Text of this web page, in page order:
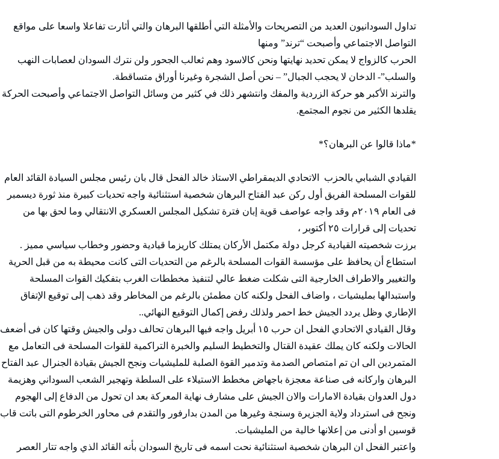
تداول السودانيون العديد من التصريحات والأمثلة التي أطلقها البرهان والتي أثارت تفاعلا واسعا على مواقع
التواصل الاجتماعي وأصبحت “ترند” ومنها
الحرب كالزواج لا يمكن تحديد نهايتها ونحن كالاسود وهم ثعالب الجحور ولن نترك السودان لعصابات النهب
والسلب”- الدخان لا يحجب الجبال” – نحن أصل الشجرة وغيرنا أوراق متساقطة.
والترند الأكبر هو حركة الزردية والمفك وانتشهر ذلك في كثير من وسائل التواصل الاجتماعي وأصبحت الحركة
يقلدها الكثير من نجوم المجتمع.
*ماذا قالوا عن البرهان؟*
القيادي الشبابي بالحزب الاتحادي الديمقراطي الاستاذ خالد الفحل قال بان رئيس مجلس السيادة القائد العام
للقوات المسلحة الفريق أول ركن عبد الفتاح البرهان شخصية استثنائية واجه تحديات كبيرة منذ ثورة ديسمبر
فى العام ٢٠١٩م وقد واجه عواصف قوية إبان فترة تشكيل المجلس العسكري الانتقالي وما لحق بها من
تحديات إلى قرارات ٢٥ أكتوبر ،
برزت شخصيته القيادية كرجل دولة مكتمل الأركان يمتلك كاريزما قيادية وحضور وخطاب سياسي مميز .
استطاع أن يحافظ على مؤسسة القوات المسلحة بالرغم من التحديات التى كانت محيطة به من قبل الحرية
والتغيير والاطراف الخارجية التى شكلت ضغط عالي لتنفيذ مخططات الغرب بتفكيك القوات المسلحة
واستبدالها بمليشيات ، واضاف الفحل ولكنه كان مطمئن بالرغم من المخاطر وقد ذهب إلى توقيع الإتفاق
الإطاري وظل يردد الجيش خط احمر ولذلك رفض إكمال التوقيع النهائي..
وقال القيادي الاتحادي الفحل ان حرب ١٥ أبريل واجه فيها البرهان تحالف دولى والجيش وقتها كان فى أضعف
الحالات ولكنه كان يملك عقيدة القتال والتخطيط السليم والخبرة التراكمية للقوات المسلحة فى التعامل مع
المتمردين الى ان تم امتصاص الصدمة وتدمير القوة الصلبة للمليشيات ونجح الجيش بقيادة الجنرال عبد الفتاح
البرهان واركانه فى صناعة معجزة باجهاض مخطط الاستيلاء على السلطة وتهجير الشعب السوداني وهزيمة
دول العدوان بقيادة الامارات والان الجيش على مشارف نهاية المعركة بعد ان تحول من الدفاع إلى الهجوم
ونجح فى استرداد ولاية الجزيرة وسنجة وغيرها من المدن بدارفور والتقدم فى محاور الخرطوم التى باتت قاب
قوسين او أدنى من إعلانها خالية من المليشيات.
واعتبر الفحل ان البرهان شخصية استثنائية نحت اسمه فى تاريخ السودان بأنه القائد الذي واجه تتار العصر